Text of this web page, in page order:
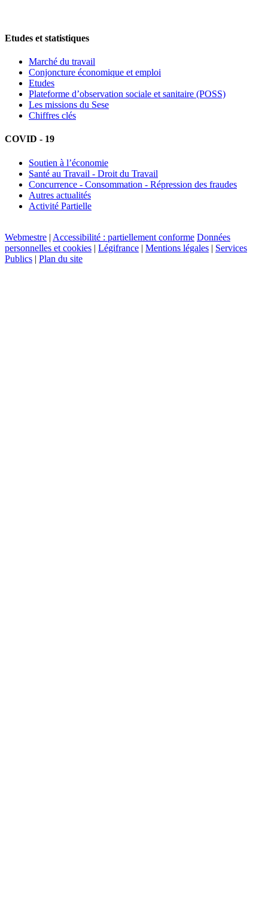
Etudes et statistiques
Marché du travail
Conjoncture économique et emploi
Etudes
Plateforme d’observation sociale et sanitaire (POSS)
Les missions du Sese
Chiffres clés
COVID - 19
Soutien à l’économie
Santé au Travail - Droit du Travail
Concurrence - Consommation - Répression des fraudes
Autres actualités
Activité Partielle
Webmestre | Accessibilité : partiellement conforme Données
personnelles et cookies | Légifrance | Mentions légales | Services
Publics | Plan du site